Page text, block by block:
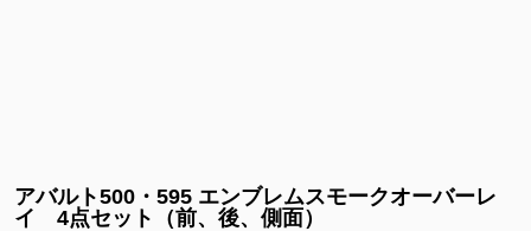
アバルト500・595 エンブレムスモークオーバーレ
イ 4点セット（前、後、側面）